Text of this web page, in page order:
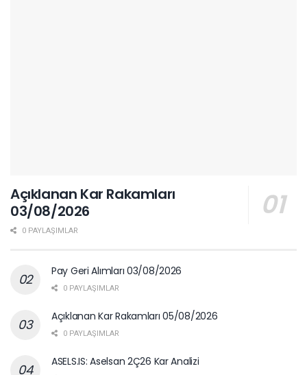
Açıklanan Kar Rakamları
03/08/2026
0 PAYLAŞIMLAR
Pay Geri Alımları 03/08/2026
0 PAYLAŞIMLAR
Açıklanan Kar Rakamları 05/08/2026
0 PAYLAŞIMLAR
ASELS.IS: Aselsan 2Ç26 Kar Analizi